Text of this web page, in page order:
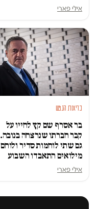
אילי פארי
בריאות הנפש
בר אסרף שם קץ לחייו על
קבר חברתו שנרצחה בנובה.
גם שתי לוחמות סדיר ולוחם
מילואים התאבדו השבוע
אילי פארי